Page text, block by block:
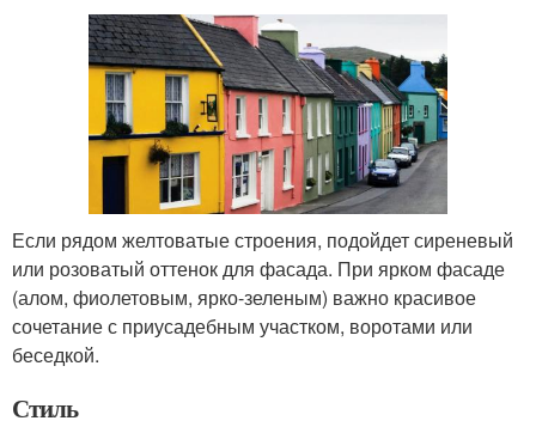
Если рядом желтоватые строения, подойдет сиреневый
или розоватый оттенок для фасада. При ярком фасаде
(алом, фиолетовым, ярко-зеленым) важно красивое
сочетание с приусадебным участком, воротами или
беседкой.
Стиль